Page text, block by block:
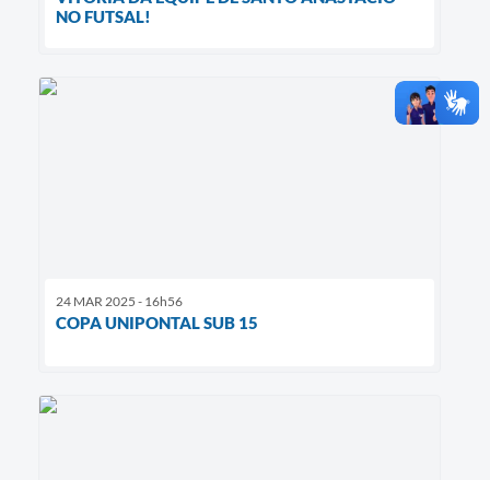
NO FUTSAL!
24 MAR 2025 - 16h56
COPA UNIPONTAL SUB 15